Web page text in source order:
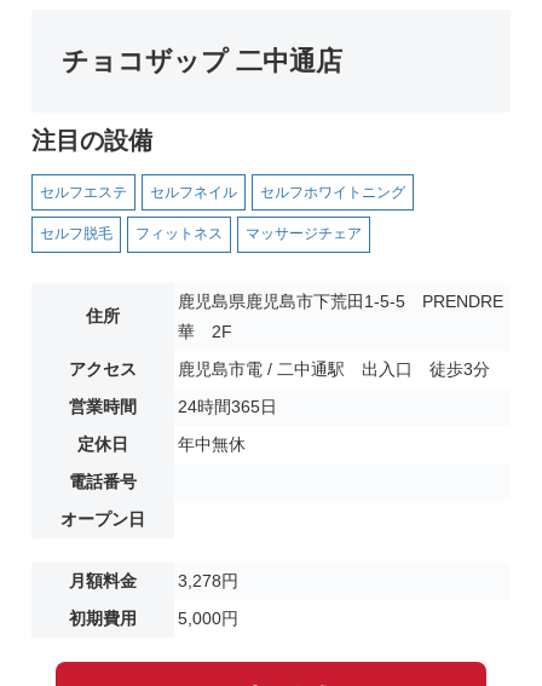
チョコザップ 二中通店
注目の設備
セルフエステ セルフネイル セルフホワイトニング
セルフ脱毛 フィットネス マッサージチェア
住所
鹿児島県鹿児島市下荒田1-5-5 PRENDRE
華 2F
アクセス
鹿児島市電 / 二中通駅 出入口 徒歩3分
営業時間
24時間365日
定休日
年中無休
電話番号
オープン日
月額料金
3,278円
初期費用
5,000円